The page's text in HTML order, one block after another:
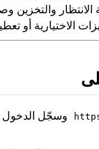
الانتظار والتخزين
الاختيارية أو
وسجّل الدخول